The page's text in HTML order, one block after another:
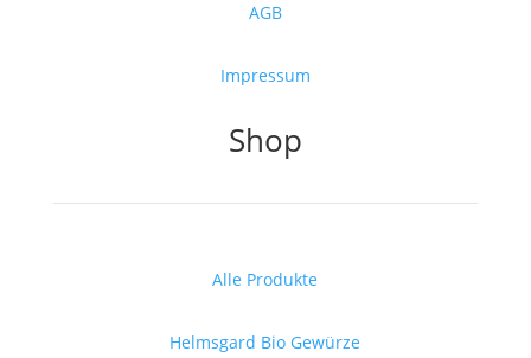
AGB
Impressum
Shop
Alle Produkte
Helmsgard Bio Gewürze